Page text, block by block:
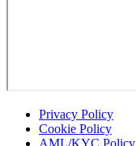
Privacy Policy
Cookie Policy
AML/KYC Policy